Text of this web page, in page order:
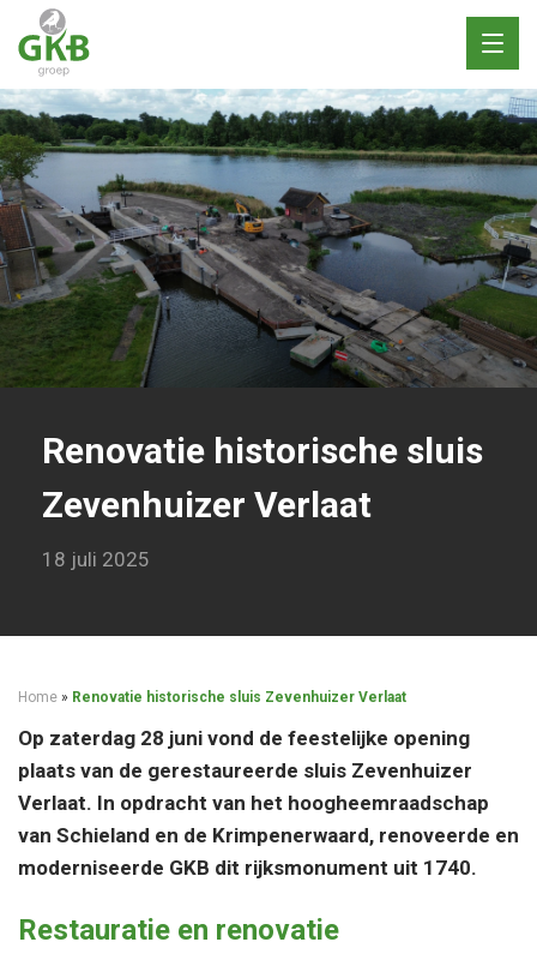
Renovatie historische sluis
Zevenhuizer Verlaat
18 juli 2025
Home » Renovatie historische sluis Zevenhuizer Verlaat
Op zaterdag 28 juni vond de feestelijke opening
plaats van de gerestaureerde sluis Zevenhuizer
Verlaat. In opdracht van het hoogheemraadschap
van Schieland en de Krimpenerwaard, renoveerde en
moderniseerde GKB dit rijksmonument uit 1740.
Restauratie en renovatie